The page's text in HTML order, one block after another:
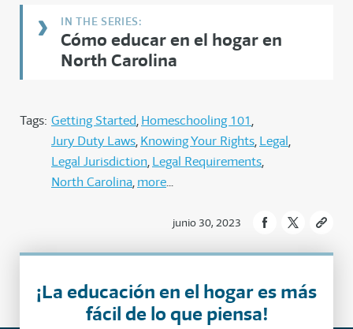
Cómo educar en el hogar en
North Carolina
Tags: Getting Started Homeschooling 101
Jury Duty Laws Knowing Your Rights Legal
Legal Jurisdiction Legal Requirements
North Carolina more
junio 30, 2023
¡La educación en el hogar es más
fácil de lo que piensa!